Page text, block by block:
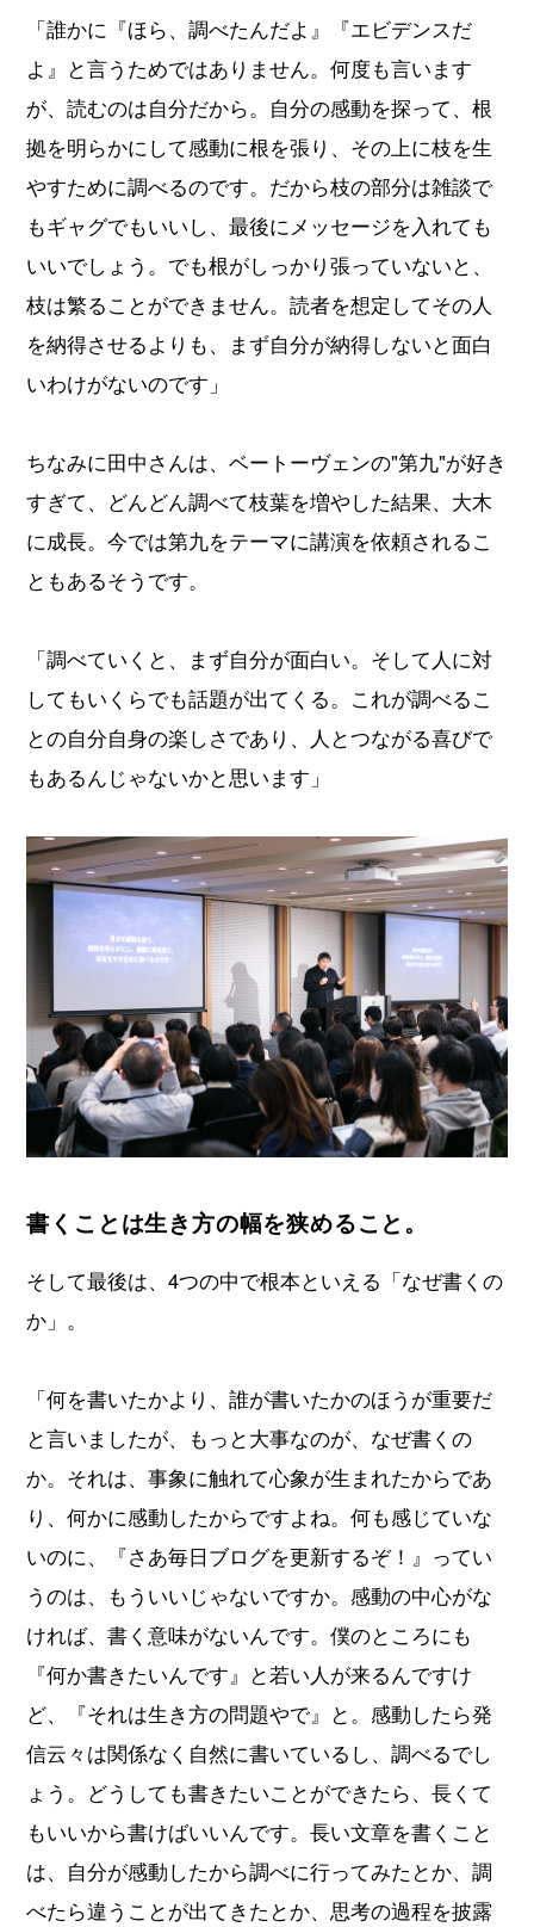
「誰かに『ほら、調べたんだよ』『エビデンスだ
よ』と言うためではありません。何度も言います
が、読むのは自分だから。自分の感動を探って、根
拠を明らかにして感動に根を張り、その上に枝を生
やすために調べるのです。だから枝の部分は雑談で
もギャグでもいいし、最後にメッセージを入れても
いいでしょう。でも根がしっかり張っていないと、
枝は繁ることができません。読者を想定してその人
を納得させるよりも、まず自分が納得しないと面白
いわけがないのです」
ちなみに田中さんは、ベートーヴェンの"第九"が好き
すぎて、どんどん調べて枝葉を増やした結果、大木
に成長。今では第九をテーマに講演を依頼されるこ
ともあるそうです。
「調べていくと、まず自分が面白い。そして人に対
してもいくらでも話題が出てくる。これが調べるこ
との自分自身の楽しさであり、人とつながる喜びで
もあるんじゃないかと思います」
書くことは生き方の幅を狭めること。
そして最後は、4つの中で根本といえる「なぜ書くの
か」。
「何を書いたかより、誰が書いたかのほうが重要だ
と言いましたが、もっと大事なのが、なぜ書くの
か。それは、事象に触れて心象が生まれたからであ
り、何かに感動したからですよね。何も感じていな
いのに、『さあ毎日ブログを更新するぞ！』ってい
うのは、もういいじゃないですか。感動の中心がな
ければ、書く意味がないんです。僕のところにも
『何か書きたいんです』と若い人が来るんですけ
ど、『それは生き方の問題やで』と。感動したら発
信云々は関係なく自然に書いているし、調べるでし
ょう。どうしても書きたいことができたら、長くて
もいいから書けばいいんです。長い文章を書くこと
は、自分が感動したから調べに行ってみたとか、調
べたら違うことが出てきたとか、思考の過程を披露